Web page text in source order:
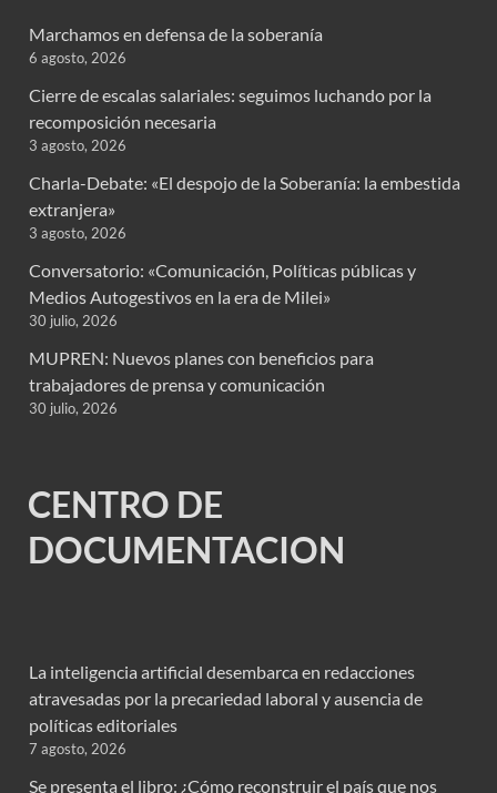
Marchamos en defensa de la soberanía
6 agosto, 2026
Cierre de escalas salariales: seguimos luchando por la
recomposición necesaria
3 agosto, 2026
Charla-Debate: «El despojo de la Soberanía: la embestida
extranjera»
3 agosto, 2026
Conversatorio: «Comunicación, Políticas públicas y
Medios Autogestivos en la era de Milei»
30 julio, 2026
MUPREN: Nuevos planes con beneficios para
trabajadores de prensa y comunicación
30 julio, 2026
CENTRO DE
DOCUMENTACION
La inteligencia artificial desembarca en redacciones
atravesadas por la precariedad laboral y ausencia de
políticas editoriales
7 agosto, 2026
Se presenta el libro: ¿Cómo reconstruir el país que nos